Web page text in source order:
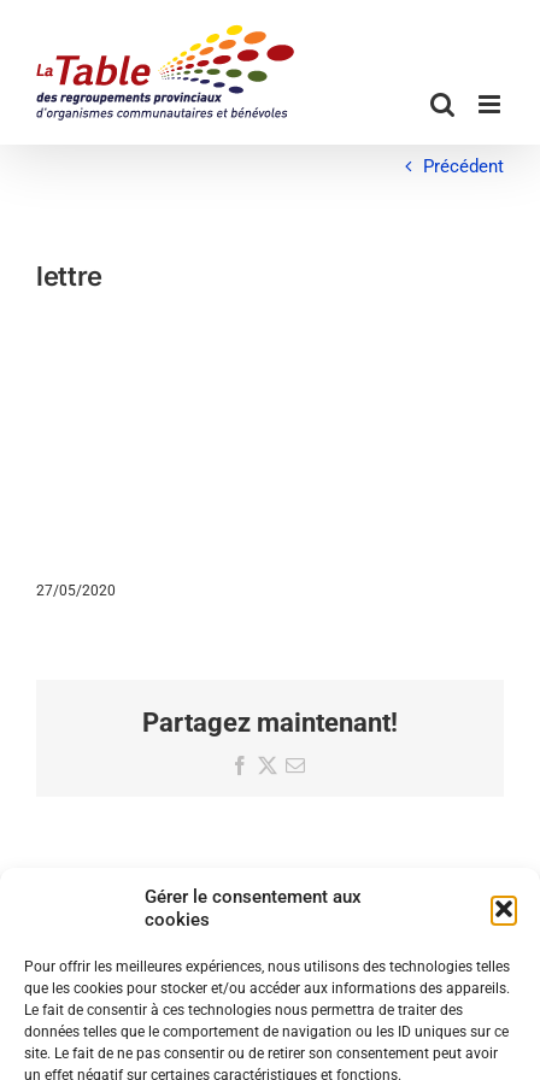
Gérer le consentement aux
cookies
Pour offrir les meilleures expériences, nous utilisons des technologies telles
que les cookies pour stocker et/ou accéder aux informations des appareils.
Le fait de consentir à ces technologies nous permettra de traiter des
données telles que le comportement de navigation ou les ID uniques sur ce
site. Le fait de ne pas consentir ou de retirer son consentement peut avoir
un effet négatif sur certaines caractéristiques et fonctions.
contenu
Précédent
lettre
27/05/2020
Partagez maintenant!
Facebook
X Email